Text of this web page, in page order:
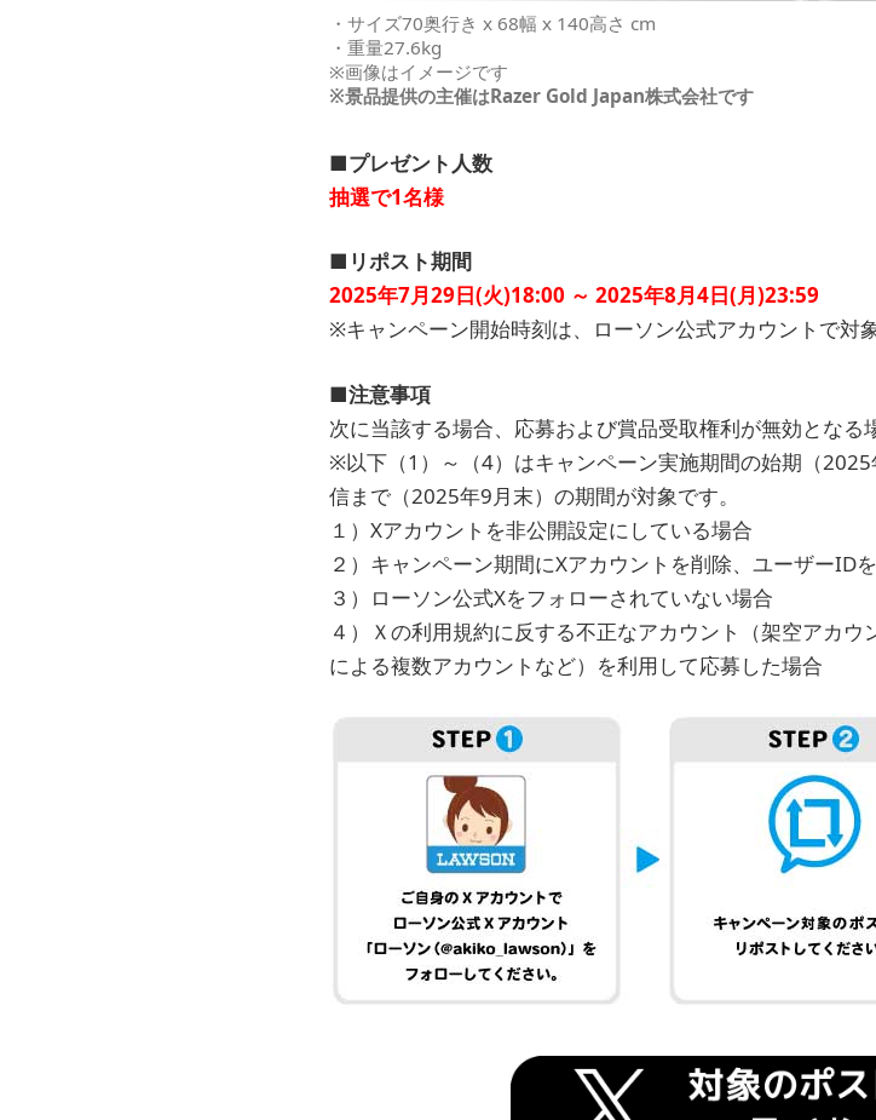
・サイズ70奥行き x 68幅 x 140高さ cm
​・重量27.6kg
※画像はイメージです
※景品提供の主催はRazer Gold Japan株式会社です
■プレゼント人数
抽選で1名様
■リポスト期間
2025年7月29日(火)18:00 ～ 2025年8月4日(月)23:59
※キャンペーン開始時刻は、ローソン公式アカウントで対
■注意事項
次に当該する場合、応募および賞品受取権利が無効となる
※以下（1）～（4）はキャンペーン実施期間の始期（
信まで（2025年9月末）の期間が対象です。
１）Xアカウントを非公開設定にしている場合
２）キャンペーン期間にXアカウントを削除、ユーザーID
３）ローソン公式Xをフォローされていない場合
４）Ｘの利用規約に反する不正なアカウント（架空アカ
による複数アカウントなど）を利用して応募した場合